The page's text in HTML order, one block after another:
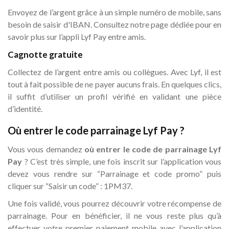
Envoyez de l’argent grâce à un simple numéro de mobile, sans
besoin de saisir d'IBAN. Consultez notre page dédiée pour en
savoir plus sur l’appli Lyf Pay entre amis.
Cagnotte gratuite
Collectez de l’argent entre amis ou collègues. Avec Lyf, il est
tout à fait possible de ne payer aucuns frais. En quelques clics,
il suffit d’utiliser un profil vérifié en validant une pièce
d’identité.
Où entrer le code parrainage Lyf Pay ?
Vous vous demandez où entrer le code de parrainage Lyf
Pay ? C’est très simple, une fois inscrit sur l’application vous
devez vous rendre sur “Parrainage et code promo” puis
cliquer sur “Saisir un code” : 1PM37.
Une fois validé, vous pourrez découvrir votre récompense de
parrainage. Pour en bénéficier, il ne vous reste plus qu’à